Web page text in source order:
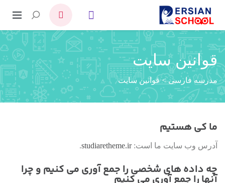
قوانین سایت
مدرسه فارسی>قوانین سایت
ما کی هستیم
آدرس وب سایت ما است:studiaretheme.ir
.
چه داده های شخصی را جمع آوری می کنیم و چرا
آنها را جمع آوری می کنیم